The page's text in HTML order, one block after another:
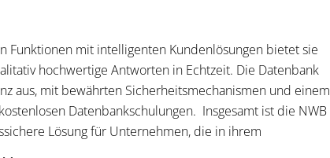
mit intelligenten Kundenlösungen bietet sie
hochwertige Antworten in Echtzeit. Die Datenbank
aus, mit bewährten Sicherheitsmechanismen und einem
Datenbankschulungen. Insgesamt ist die NWB
Lösung für Unternehmen, die in ihrem